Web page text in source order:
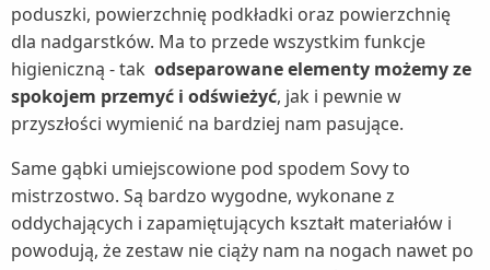
poduszki, powierzchnię podkładki oraz powierzchnię
dla nadgarstków. Ma to przede wszystkim funkcje
higieniczną - tak odseparowane elementy możemy ze
spokojem przemyć i odświeżyć, jak i pewnie w
przyszłości wymienić na bardziej nam pasujące.
Same gąbki umiejscowione pod spodem Sovy to
mistrzostwo. Są bardzo wygodne, wykonane z
oddychających i zapamiętujących kształt materiałów i
powodują, że zestaw nie ciąży nam na nogach nawet po